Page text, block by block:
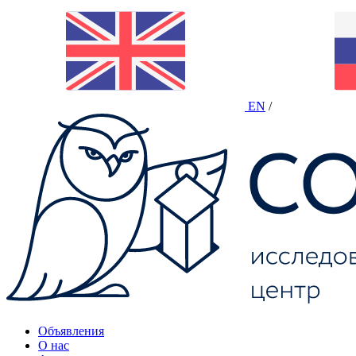
EN /
Объявления
О нас